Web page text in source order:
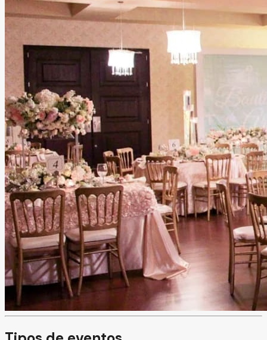
Salón Teotihuacán
Mexicali, Baja California Salón
Información
Con más de 30 años de experiencia en Mexicali, Salón
Teotihuacán es sinónimo de confianza y calidad en la
realización de eventos inolvidables. Especialistas en bodas,
XV años, graduaciones y todo tipo de celebraciones,
ofrecen un ambiente elegante, con estilo y una atención
personalizada que cuida cada detalle para hacer de tu
evento algo único.